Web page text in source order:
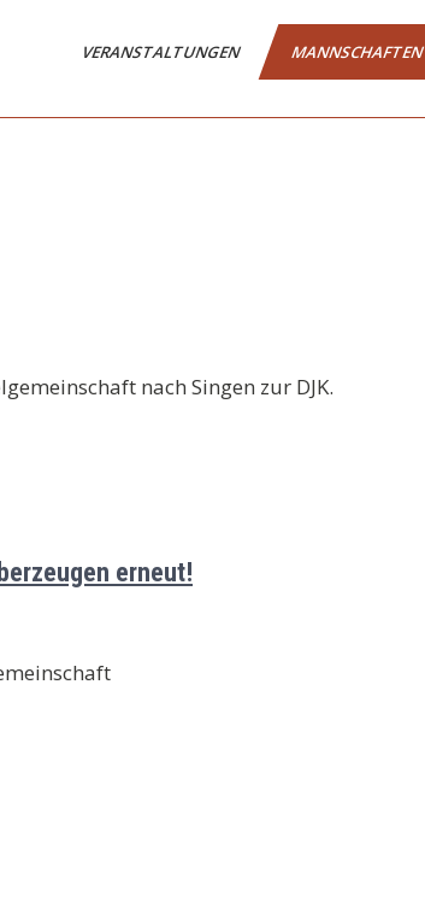
VERANSTALTUNGEN MANNSCHAFTEN
nach Singen zur DJK.
erneut!